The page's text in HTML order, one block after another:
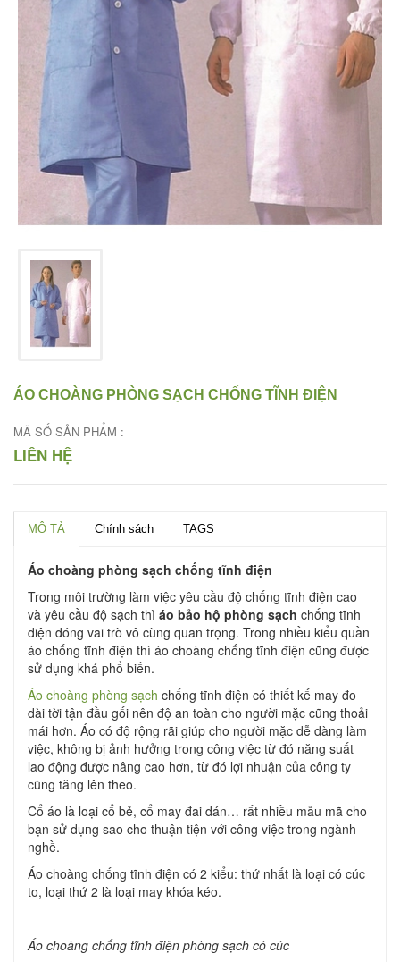
ÁO CHOÀNG PHÒNG SẠCH CHỐNG TĨNH ĐIỆN
MÃ SỐ SẢN PHẨM :
LIÊN HỆ
MÔ TẢ Chính sách TAGS
Áo choàng phòng sạch chống tĩnh điện
Trong môi trường làm việc yêu cầu độ chống tĩnh điện cao
và yêu cầu độ sạch thì áo bảo hộ phòng sạch chống tĩnh
điện đóng vai trò vô cùng quan trọng. Trong nhiều kiểu quần
áo chống tĩnh điện thì áo choàng chống tĩnh điện cũng được
sử dụng khá phổ biến.
Áo choàng phòng sạch chống tĩnh điện có thiết kế may đo
dài tời tận đầu gối nên độ an toàn cho người mặc cũng thoải
mái hơn. Áo có độ rộng rãi giúp cho người mặc dễ dàng làm
việc, không bị ảnh hưởng trong công việc từ đó năng suất
lao động được nâng cao hơn, từ đó lợi nhuận của công ty
cũng tăng lên theo.
Cổ áo là loại cổ bẻ, cổ may đai dán… rất nhiều mẫu mã cho
bạn sử dụng sao cho thuận tiện với công việc trong ngành
nghề.
Áo choàng chống tĩnh điện có 2 kiểu: thứ nhất là loại có cúc
to, loại thứ 2 là loại may khóa kéo.
Áo choàng chống tĩnh điện phòng sạch có cúc